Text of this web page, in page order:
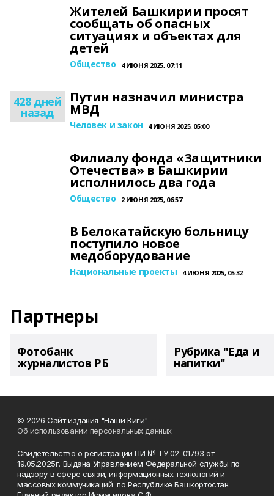
Жителей Башкирии просят
сообщать об опасных
ситуациях и объектах для
детей
Общество 4 ИЮНЯ 2025, 07:11
428 дней
назад
Путин назначил министра
МВД
Человек и закон 4 ИЮНЯ 2025, 05:00
Филиалу фонда «Защитники
Отечества» в Башкирии
исполнилось два года
Общество 2 ИЮНЯ 2025, 06:57
В Белокатайскую больницу
поступило новое
медоборудование
Национальные проекты 4 ИЮНЯ 2025, 05:32
Партнеры
Фотобанк
журналистов РБ
Рубрика "Еда и
напитки"
© 2026 Сайт издания "Наши Киги"
Об использовании персональных данных
Свидетельство о регистрации ПИ № ТУ 02-01793 от
19.05.2025г. Выдана Управлением Федеральной службы по
надзору в сфере связи, информационных технологий и
массовых коммуникаций по Республике Башкортостан.